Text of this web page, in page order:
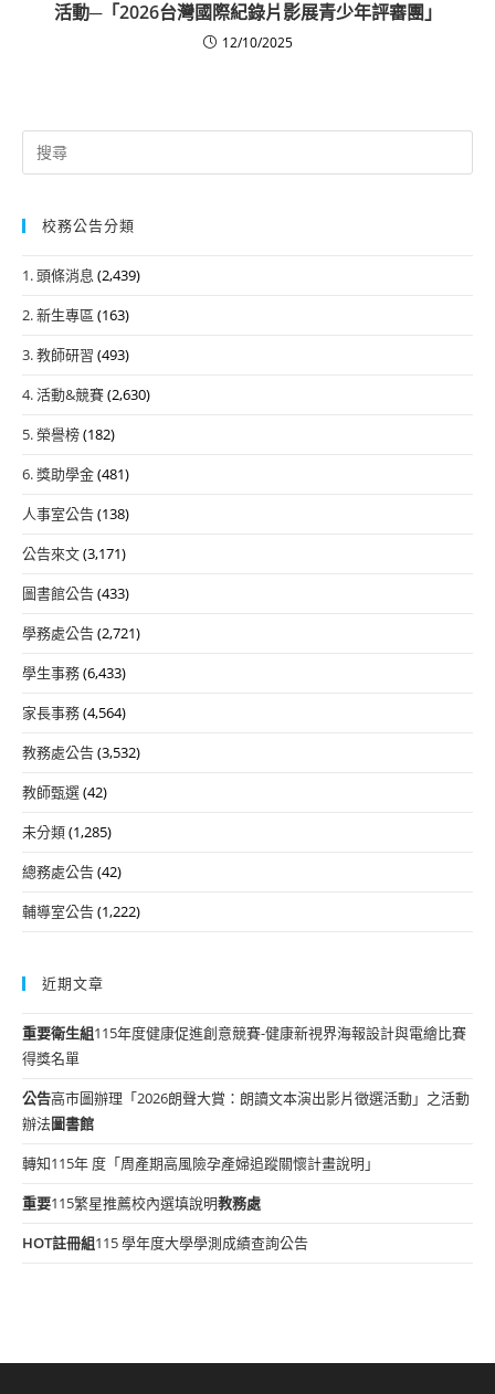
活動─「2026台灣國際紀錄片影展青少年評審團」
12/10/2025
Search
for:
校務公告分類
1. 頭條消息 (2,439)
2. 新生專區 (163)
3. 教師研習 (493)
4. 活動&競賽(2,630)
5. 榮譽榜(182)
6. 獎助學金(481)
人事室公告(138)
公告來文(3,171)
圖書館公告(433)
學務處公告(2,721)
學生事務(6,433)
家長事務(4,564)
教務處公告(3,532)
教師甄選(42)
未分類(1,285)
總務處公告(42)
輔導室公告(1,222)
近期文章
重要衛生組115年度健康促進創意競賽-健康新視界海報設計與電繪比賽
得獎名單
公告高市圖辦理「2026朗聲大賞：朗讀文本演出影片徵選活動」之活動
辦法圖書館
轉知115年 度「周產期高風險孕產婦追蹤關懷計畫說明」
重要115繁星推薦校內選填說明教務處
HOT註冊組115 學年度大學學測成績查詢公告